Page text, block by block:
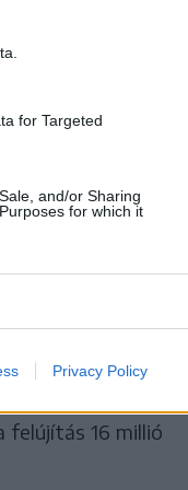
for Targeted
and/or Sharing
for which it
Privacy Policy
halottat,
a
politikai
során több
Goran Vesic
a felújítást, és az
felújítás 16 millió